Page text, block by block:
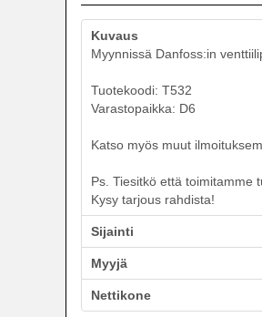
Kuvaus
Myynnissä Danfoss:in
Tuotekoodi: T532
Varastopaikka: D6
Katso myös muut
Ps. Tiesitkö että toimitamme
Kysy tarjous rahdista!
Sijainti
Myyjä
Nettikone